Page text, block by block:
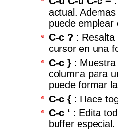
actual.
puede emplear
C-c ? : Resalta
cursor en una
C-c } :
columna para
puede formar
C-c { : Hace
C-c ‘ : Edita
buffer especial.